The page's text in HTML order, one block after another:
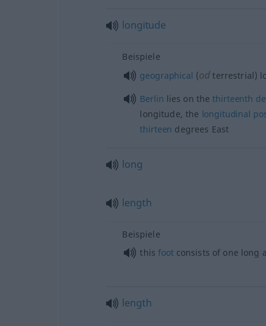
longitude
Beispiele
geographical (od terrestrial)
Berlin lies on thethirteenth
longitude, the longitudinal
thirteen degrees East
long
length
Beispiele
thisfootconsists of one long
length